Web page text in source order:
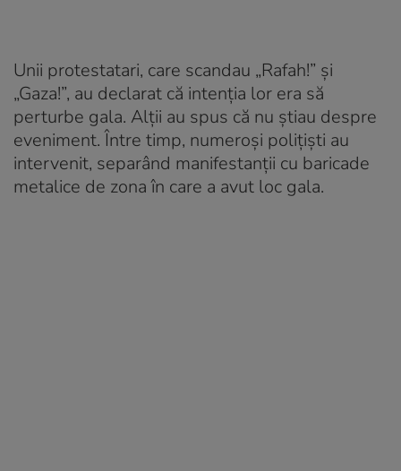
Unii protestatari, care scandau „Rafah!” și
„Gaza!”, au declarat că intenția lor era să
perturbe gala. Alții au spus că nu știau despre
eveniment. Între timp, numeroși polițiști au
intervenit, separând manifestanții cu baricade
metalice de zona în care a avut loc gala.